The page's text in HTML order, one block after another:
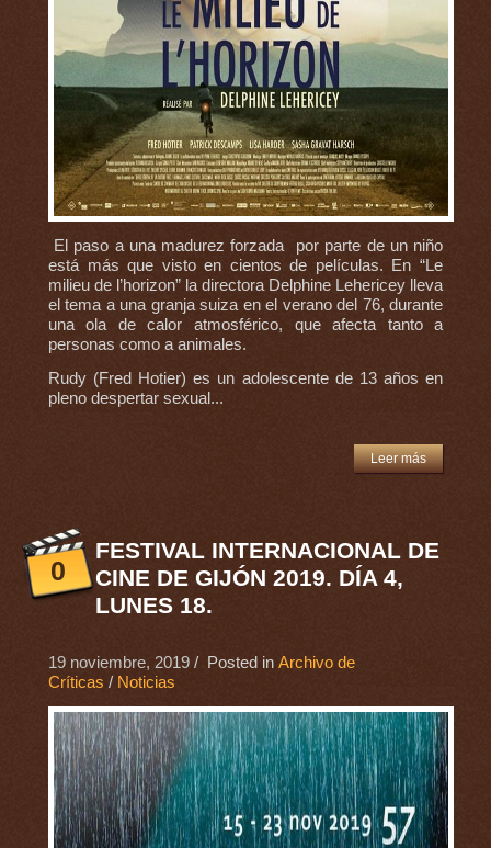
El paso a una madurez forzada por parte de un niño
está más que visto en cientos de películas. En “Le
milieu de l’horizon” la directora Delphine Lehericey lleva
el tema a una granja suiza en el verano del 76, durante
una ola de calor atmosférico, que afecta tanto a
personas como a animales.
Rudy (Fred Hotier) es un adolescente de 13 años en
pleno despertar sexual...
Leer más
0
FESTIVAL INTERNACIONAL DE
CINE DE GIJÓN 2019. DÍA 4,
LUNES 18.
19 noviembre, 2019/ Posted in Archivo de
Críticas / Noticias